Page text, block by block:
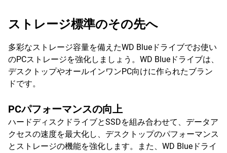
ストレージ標準のその先へ
多彩なストレージ容量を備えたWD Blueドライブでお使い
のPCストレージを強化しましょう。WD Blueドライブは、
デスクトップやオールインワンPC向けに作られたブラン
ドです。
PCパフォーマンスの向上
ハードディスクドライブとSSDを組み合わせて、データア
クセスの速度を最大化し、デスクトップのパフォーマンス
とストレージの機能を強化します。また、WD Blueドライ